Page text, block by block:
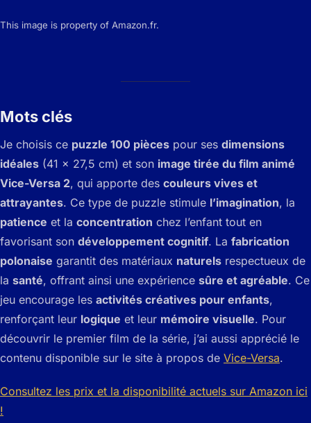
This image is property of Amazon.fr.
Mots clés
Je choisis ce puzzle 100 pièces pour ses dimensions
idéales (41 x 27,5 cm) et son image tirée du film animé
Vice-Versa 2, qui apporte des couleurs vives et
attrayantes. Ce type de puzzle stimule l’imagination, la
patience et la concentration chez l’enfant tout en
favorisant son développement cognitif. La fabrication
polonaise garantit des matériaux naturels respectueux de
la santé, offrant ainsi une expérience sûre et agréable. Ce
jeu encourage les activités créatives pour enfants,
renforçant leur logique et leur mémoire visuelle. Pour
découvrir le premier film de la série, j’ai aussi apprécié le
contenu disponible sur le site à propos de Vice-Versa.
Consultez les prix et la disponibilité actuels sur Amazon ici
!